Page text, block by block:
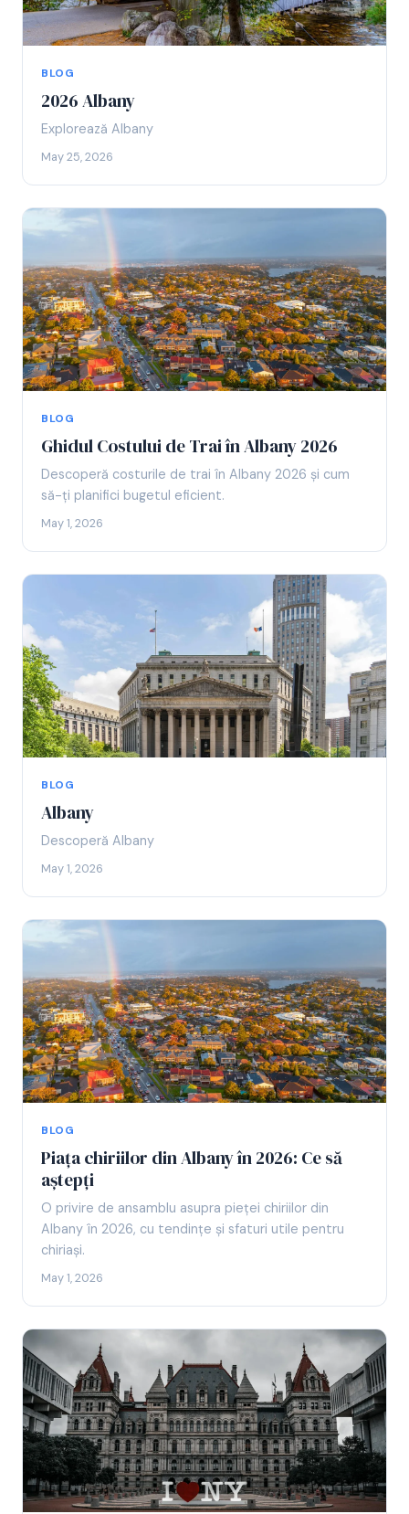
BLOG
2026 Albany
Explorează Albany
May 25, 2026
BLOG
Ghidul Costului de Trai în Albany 2026
Descoperă costurile de trai în Albany 2026 și cum
să-ți planifici bugetul eficient.
May 1, 2026
BLOG
Albany
Descoperă Albany
May 1, 2026
BLOG
Piața chiriilor din Albany în 2026: Ce să
aștepți
O privire de ansamblu asupra pieței chiriilor din
Albany în 2026, cu tendințe și sfaturi utile pentru
chiriași.
May 1, 2026